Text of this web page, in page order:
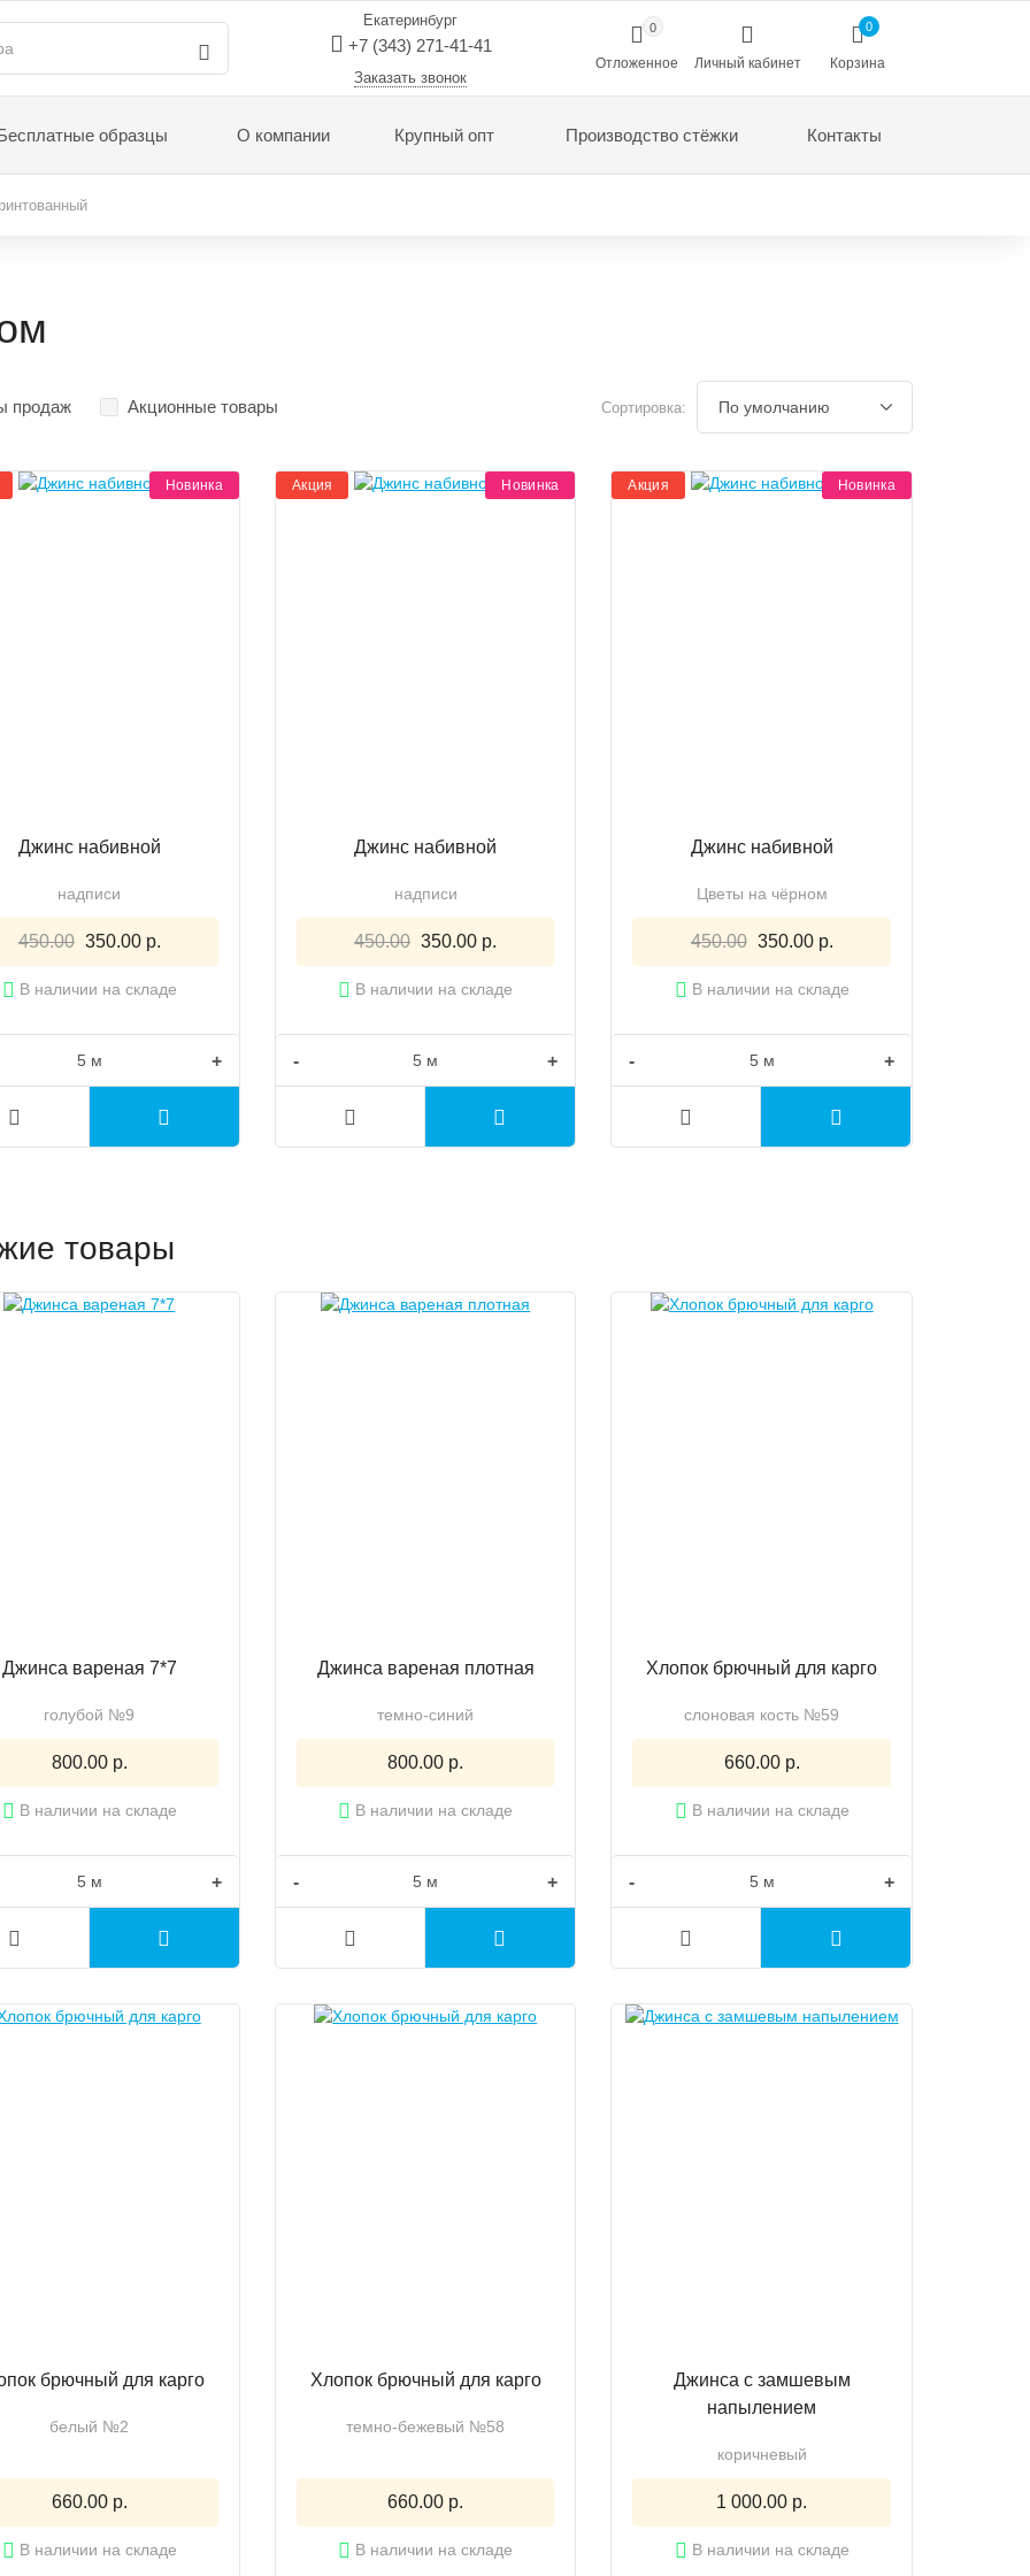
Екатеринбург
+7 (343) 271-41-41
Заказать звонок
0
Отложенное Личный кабинет
0
Корзина
образцы О компании Крупный опт Производство стёжки Контакты
продаж Акционные товары Сортировка:
Новинка
Джинс набивной
надписи
450.00 350.00 р.
В наличии на складе
+
Акция Новинка
Джинс набивной
надписи
450.00 350.00 р.
В наличии на складе
- +
Акция Новинка
Джинс набивной
Цветы на чёрном
450.00 350.00 р.
В наличии на складе
- +
товары
Джинса вареная 7*7
голубой №9
800.00 р.
В наличии на складе
+
Джинса вареная плотная
темно-синий
800.00 р.
В наличии на складе
- +
Хлопок брючный для карго
слоновая кость №59
660.00 р.
В наличии на складе
- +
брючный для карго
белый №2
660.00 р.
В наличии на складе
Хлопок брючный для карго
темно-бежевый №58
660.00 р.
В наличии на складе
Джинса с замшевым
напылением
коричневый
1 000.00 р.
В наличии на складе